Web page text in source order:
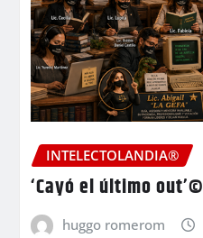
INTELECTOLANDIA®
‘Cayó el último out’©
huggo romerom